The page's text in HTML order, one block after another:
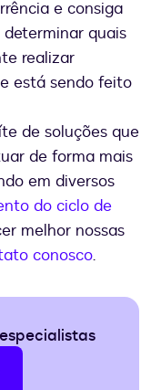
e consiga
determinar quais
realizar
está sendo feito
de soluções que
de forma mais
em diversos
do ciclo de
melhor nossas
conosco.